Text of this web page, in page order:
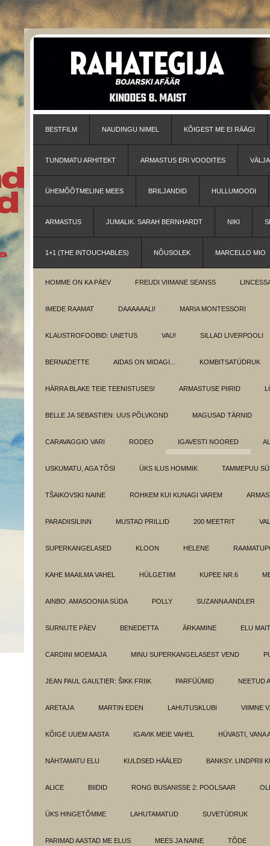
BESTFILM NAUDINGU NIMEL KÕIGEST ME EI RÄÄGI
TUNDMATU ARHITEKT ARMASTUS ERI VOODITES
ÜHEMÕÕTMELINE MEES BRILJANDID HULLUMOODI
ARMASTUS JUMALIK. SARAH BERNHARDT NIKI
1+1 (THE INTOUCHABLES) NÕUSOLEK MARCELLO MIO
HOMME ON KA PÄEV FREUDI VIIMANE SEANSS
IMEDE RAAMAT DAAAAAALI! MARIA MONTESSORI
KLAUSTROFOOBID: UNETUS VAU! SILLAD LIVERPOOLI
BERNADETTE AIDAS ON MIDAGI... KOMBITSATÜDRUK
HÄRRA BLAKE TEIE TEENISTUSES! ARMASTUSE PIIRID
BELLE JA SEBASTIEN: UUS PÕLVKOND MAGUSAD TÄRNID
CARAVAGGIO VARI RODEO IGAVESTI NOORED
USKUMATU, AGA TÕSI ÜKS ILUS HOMMIK TAMMEPUU
TŠAIKOVSKI NAINE ROHKEM KUI KUNAGI VAREM
PARADIISILINN MUSTAD PRILLID 200 MEETRIT
SUPERKANGELASED KLOON HELENE
KAHE MAAILMA VAHEL HÜLGETIIM KUPEE NR.6
AINBO. AMASOONIA SÜDA POLLY SUZANNA ANDLER
SURNUTE PÄEV BENEDETTA ÄRKAMINE ELU
CARDINI MOEMAJA MINU SUPERKANGELASEST VEND
JEAN PAUL GAULTIER: ŠIKK FRIIK PARFÜÜMID NEETUD
ARETAJA MARTIN EDEN LAHUTUSKLUBI VIIMNE
KÕIGE UUEM AASTA IGAVIK MEIE VAHEL HÜVASTI, VANA
NÄHTAMATU ELU KULDSED HÄÄLED BANKSY. LINDPRII
ALICE BIIDID RONG BUSANISSE 2: POOLSAAR
ÜKS HINGETÕMME LAHUTAMATUD SUVETÜDRUK
PARIMAD AASTAD ME ELUS MEES JA NAINE TÕDE